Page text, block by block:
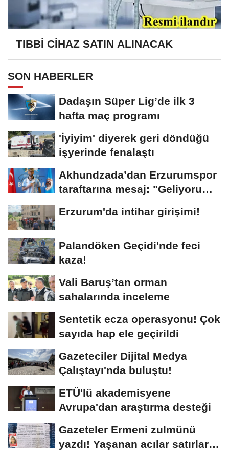
TIBBİ CİHAZ SATIN ALINACAK
SON HABERLER
Dadaşın Süper Lig’de ilk 3
hafta maç programı
'İyiyim' diyerek geri döndüğü
işyerinde fenalaştı
Akhundzada’dan Erzurumspor
taraftarına mesaj: "Geliyorum
Erzurum'da intihar girişimi!
Palandöken Geçidi'nde feci
kaza!
Vali Baruş’tan orman
sahalarında inceleme
Sentetik ecza operasyonu! Çok
sayıda hap ele geçirildi
Gazeteciler Dijital Medya
Çalıştayı'nda buluştu!
ETÜ'lü akademisyene
Avrupa'dan araştırma desteği
Gazeteler Ermeni zulmünü
yazdı! Yaşanan acılar satırlara